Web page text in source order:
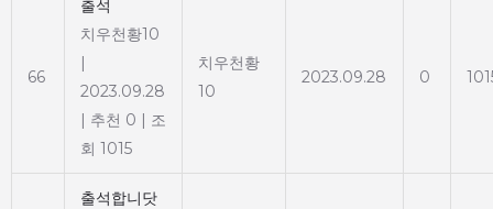
66
출석
치우천황10
|
2023.09.28
| 추천 0 | 조
회 1015
치우천황
10
2023.09.28 0
출석합니닷